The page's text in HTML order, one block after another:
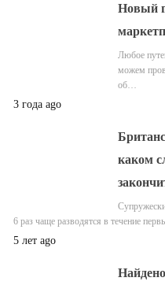
Новый
Любое
можем
об…
3 года ago
каком
6 раз чаще разводятся в течение
5 лет ago